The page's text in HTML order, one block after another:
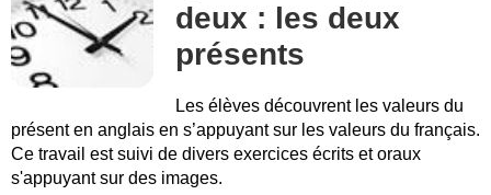
deux : les deux
présents
Les élèves découvrent les valeurs du
présent en anglais en s’appuyant sur les valeurs du français.
Ce travail est suivi de divers exercices écrits et oraux
s'appuyant sur des images.